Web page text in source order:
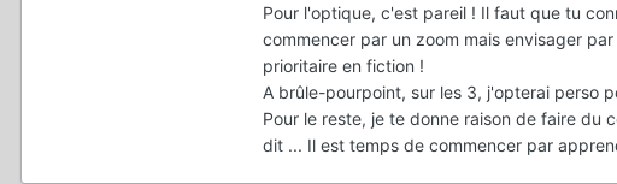
Pour l'optique, c'est pareil ! Il faut que tu
commencer par un zoom mais envisager
prioritaire en fiction !
A brûle-pourpoint, sur les 3, j'opterai perso
Pour le reste, je te donne raison de faire du
dit ... Il est temps de commencer par